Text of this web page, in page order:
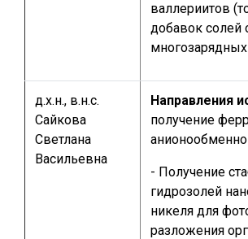
валлериитов
добавок солей
д.х.н., в.н.с.
Сайкова
Светлана
Васильевна
Направления
получение
- Получение
гидрозолей
никеля для
разложения